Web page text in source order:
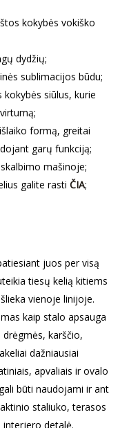
kokybės vokiško
dydžių;
sublimacijos būdu;
siūlus, kurie
formą, greitai
garų funkciją;
mašinoje;
galite rasti ČIA;
juos per visą
tiesų kelią kitiems
vienoje linijoje.
kaip stalo apsauga
karščio,
dažniausiai
apvaliais ir ovalo
būti naudojami ir ant
staliuko, terasos
interjero detalė.